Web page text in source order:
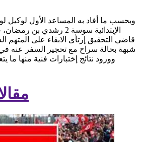
وبحسب ما أفاد به المساعد الأول لوكيل
الإبتدائية سوسة 2 رشدي
قاضي التحقيق إرتأى الابقاء على
شبهة بحالة سراح مع تحجير السفر عنه في
وورود نتائج إختبارات فنية منها ما